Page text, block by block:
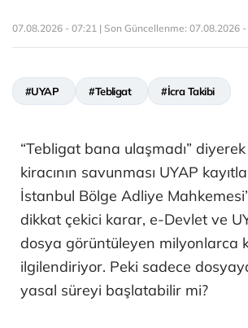
07.08.2026 - 07:21 | Son Güncellenme: 07.08.2026
#UYAP #Tebligat #İcra Takibi
“Tebligat bana ulaşmadı”
kiracının savunması UYAP
İstanbul Bölge Adliye
dikkat çekici karar, e-Devlet ve
dosya görüntüleyen milyonlarca
ilgilendiriyor. Peki sadece
yasal süreyi başlatabilir mi?